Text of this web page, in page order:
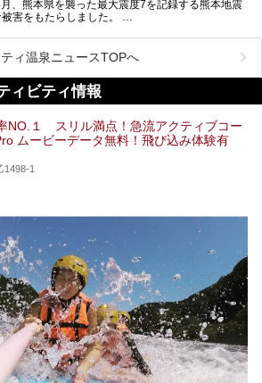
ー銭湯が豊富です。なかでも注目のスーパー銭湯
ップしました。
、熊本県を襲った最大震度7を記録する熊本地震
害をもたらしました。
南阿蘇村の「地獄温泉 清風荘」、そして「清風
400mほど離れた「垂玉（たるたま）温泉 山口旅
は、この地震による土砂崩れなどのために、一時
態に。もしかしたらこの時のニュースで、「地獄
垂玉温泉」の名前を知った人もいるかもしれませ
今どうなっているのでしょうか。実は現在は「地
風荘．」「垂玉温泉 瀧日和」として営業を再開し
ィ温泉ニュースTOPへ
ィビティ情報
NO.１ スリル満点！急流アクティブコー
ムービーデータ無料！飛び込み体験有
1498-1